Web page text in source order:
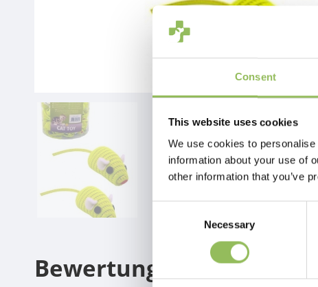
Consent
This website uses cookies
We use cookies to
information about your use of
other information that you’ve
Necessary
Bewertungen